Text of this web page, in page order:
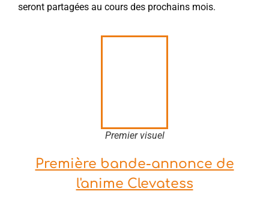
seront partagées au cours des prochains mois.
Premier visuel
Première bande-annonce de
l'anime Clevatess